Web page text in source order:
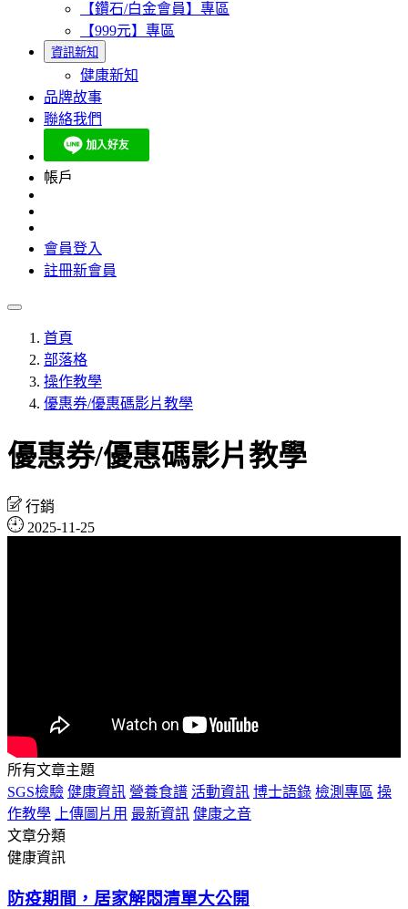
【鑽石/白金會員】專區
【999元】專區
資訊新知
健康新知
品牌故事
聯絡我們
帳戶
會員登入
註冊新會員
首頁
部落格
操作教學
優惠券/優惠碼影片教學
優惠券/優惠碼影片教學
行銷
2025-11-25
所有文章主題
SGS檢驗 健康資訊 營養食譜 活動資訊 博士語錄 檢測專區 操
作教學
上傳圖片用 最新資訊 健康之音
文章分類
健康資訊
防疫期間，居家解悶清單大公開